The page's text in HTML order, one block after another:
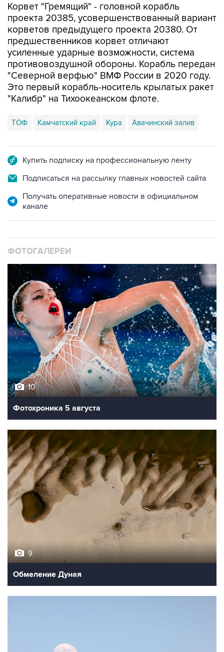
Корвет "Гремящий" - головной корабль
проекта 20385, усовершенствованный вариант
корветов предыдущего проекта 20380. От
предшественников корвет отличают
усиленные ударные возможности, система
противовоздушной обороны. Корабль передан
"Северной верфью" ВМФ России в 2020 году.
Это первый корабль-носитель крылатых ракет
"Калибр" на Тихоокеанском флоте.
ТОФ Камчатский край Кура Авачинский залив
Купить подписку на профессиональную ленту
Подписаться на рассылку главных новостей сайта
Получать оперативные новости в официальном
канале
ФОТОГАЛЕРЕИ
10
Фотохроника 5 августа
9
Обмеление Дуная